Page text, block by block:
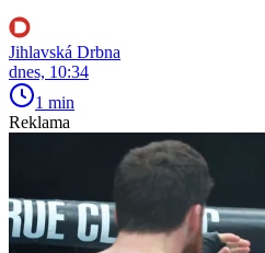
Jihlavská Drbna
dnes, 10:34
1 min
Reklama